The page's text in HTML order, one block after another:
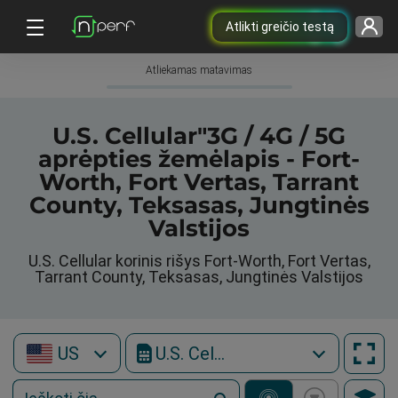
Atlikti greičio testą
Atliekamas matavimas
U.S. Cellular"3G / 4G / 5G
aprėpties žemėlapis - Fort-
Worth, Fort Vertas, Tarrant
County, Teksasas, Jungtinės
Valstijos
U.S. Cellular korinis rišys Fort-Worth, Fort Vertas,
Tarrant County, Teksasas, Jungtinės Valstijos
US U.S. Cellular